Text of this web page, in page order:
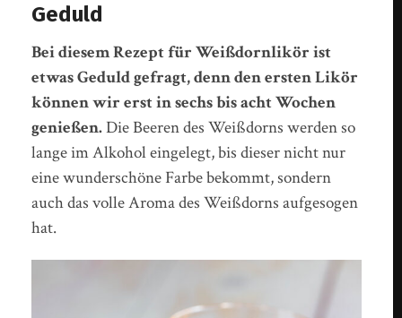
Geduld
Bei diesem Rezept für Weißdornlikör ist
etwas Geduld gefragt, denn den ersten Likör
können wir erst in sechs bis acht Wochen
genießen.Die Beeren des Weißdorns werden so
lange im Alkohol eingelegt, bis dieser nicht nur
eine wunderschöne Farbe bekommt, sondern
auch das volle Aroma des Weißdorns aufgesogen
hat.